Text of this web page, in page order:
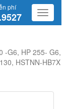
phí
-G6, HP 255- G6,
HSTNN-HB7X